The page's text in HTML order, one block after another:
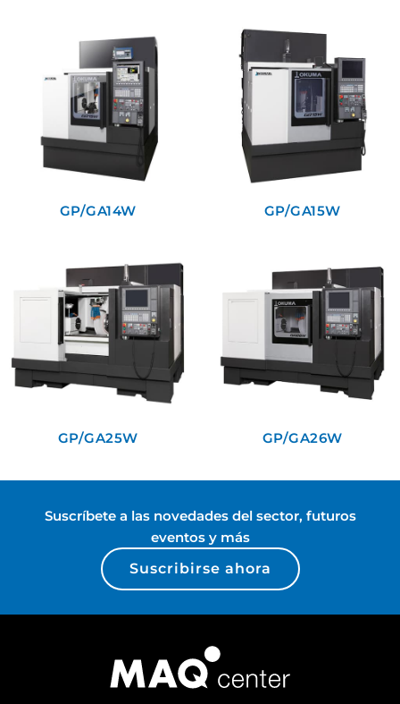
GP/GA14W GP/GA15W
GP/GA25W GP/GA26W
Suscríbete a las novedades del sector, futuros
eventos y más
Suscribirse ahora